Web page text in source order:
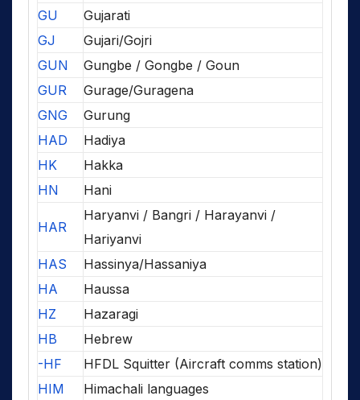
GU
Gujarati
GJ
Gujari/Gojri
GUN
Gungbe / Gongbe / Goun
GUR
Gurage/Guragena
GNG
Gurung
HAD
Hadiya
HK
Hakka
HN
Hani
HAR
Haryanvi / Bangri / Harayanvi /
Hariyanvi
HAS
Hassinya/Hassaniya
HA
Haussa
HZ
Hazaragi
HB
Hebrew
-HF
HFDL Squitter (Aircraft comms station)
HIM
Himachali languages